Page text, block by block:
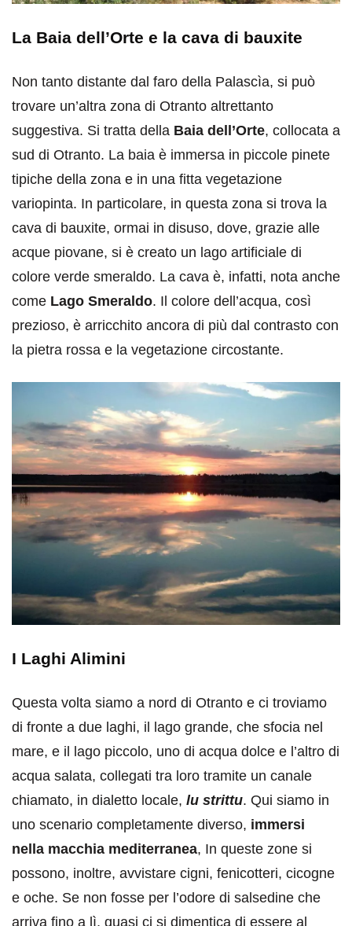
La Baia dell’Orte e la cava di bauxite
Non tanto distante dal faro della Palascìa, si può
trovare un’altra zona di Otranto altrettanto
suggestiva. Si tratta della Baia dell’Orte, collocata a
sud di Otranto. La baia è immersa in piccole pinete
tipiche della zona e in una fitta vegetazione
variopinta. In particolare, in questa zona si trova la
cava di bauxite, ormai in disuso, dove, grazie alle
acque piovane, si è creato un lago artificiale di
colore verde smeraldo. La cava è, infatti, nota anche
come Lago Smeraldo. Il colore dell’acqua, così
prezioso, è arricchito ancora di più dal contrasto con
la pietra rossa e la vegetazione circostante.
I Laghi Alimini
Questa volta siamo a nord di Otranto e ci troviamo
di fronte a due laghi, il lago grande, che sfocia nel
mare, e il lago piccolo, uno di acqua dolce e l’altro di
acqua salata, collegati tra loro tramite un canale
chiamato, in dialetto locale, lu strittu. Qui siamo in
uno scenario completamente diverso, immersi
nella macchia mediterranea, In queste zone si
possono, inoltre, avvistare cigni, fenicotteri, cicogne
e oche. Se non fosse per l’odore di salsedine che
arriva fino a lì, quasi ci si dimentica di essere al